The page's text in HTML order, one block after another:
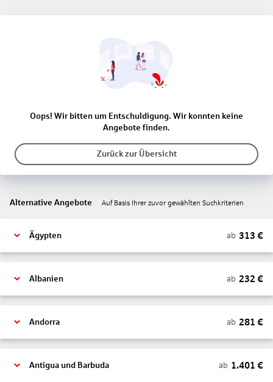
Oops! Wir bitten um Entschuldigung. Wir konnten keine
Angebote finden.
Zurück zur Übersicht
Alternative Angebote Auf Basis Ihrer zuvor gewählten Suchkriterien
Ägypten ab 313 €
Albanien ab 232 €
Andorra ab 281 €
Antigua und Barbuda ab 1.401 €